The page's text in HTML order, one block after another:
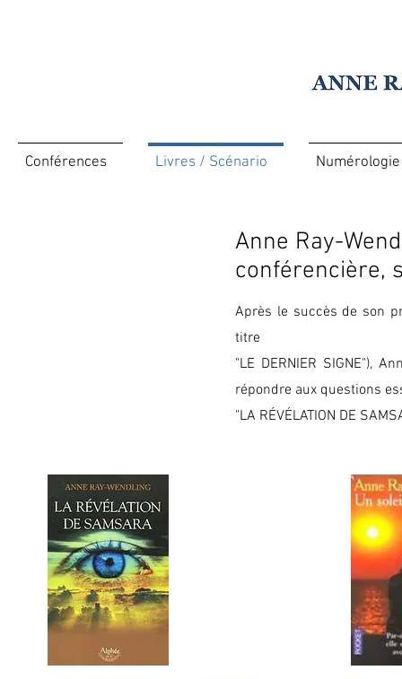
Conférences Livres / Scénario
Anne Ray-
conférencière,
Après le succès de son
titre
"LE DERNIER SIGNE"),
répondre aux questions
"LA RÉVÉLATION DE